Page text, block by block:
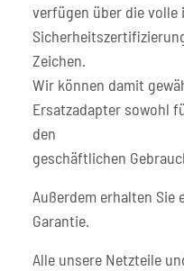
verfügen über die
Zeichen.
Wir können damit
Ersatzadapter sowohl
den
geschäftlichen
Außerdem erhalten Sie
Garantie.
Alle unsere Netzteile